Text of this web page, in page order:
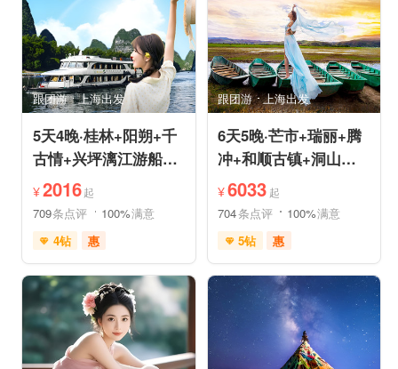
品质游
休闲游
环游洱海
跟团游 上海出发
5天4晚·桂林+阳朔+千
古情+兴坪漓江游船
+古东森林瀑布+十里
画廊
¥2016起
709条点评 100%满意
4钻
惠
免费接送机
世界遗产
雪山之旅
森林草原
行车时长短
祈福之旅
赏花之旅
品质游
环游洱海
自然山水
跟团游 上海出发
6天5晚·芒市+瑞丽+腾
冲+和顺古镇+洞山温
泉+中缅姐告国门跟团
游
¥6033 起
704条点评 100%满意
5钻
惠
充足自由时间
免费接送机
休闲游
祈福之旅
赏花之旅